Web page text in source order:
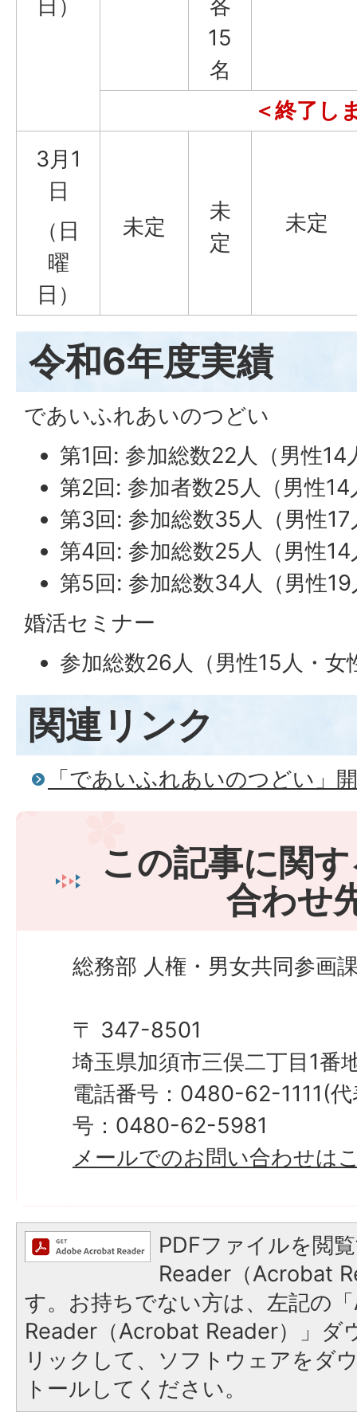
日）
各
15
名
＜終了し
3月1
日
（日
曜
日）
未定
未
定
未定
令和6年度実績
であいふれあいのつどい
第1回: 参加総数22人（男性14
第2回: 参加者数25人（男性14
第3回: 参加総数35人（男性
第4回: 参加総数25人（男性14
第5回: 参加総数34人（男性
婚活セミナー
参加総数26人（男性15人・女
関連リンク
「であいふれあいのつどい」
この記事に関
合わせ
総務部 人権・男女共同参画
〒 347-8501
埼玉県加須市三俣二丁目1番
電話番号：0480-62-1111(
号：0480-62-5981
メールでのお問い合わせは
PDFファイルを閲
Reader（Acrobat
す。お持ちでない方は、左記の
Reader（Acrobat Reader）」ダ
リックして、ソフトウェアをダ
トールしてください。